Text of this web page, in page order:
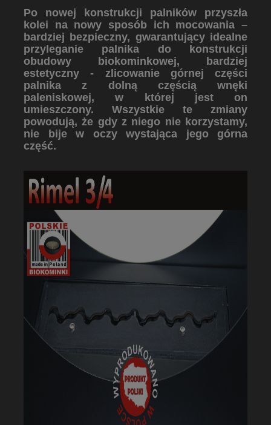
Po nowej konstrukcji palników przyszła
kolei na nowy sposób ich mocowania –
bardziej bezpieczny, gwarantujący idealne
przyleganie palnika do konstrukcji
obudowy biokominkowej, bardziej
estetyczny - zlicowanie górnej części
palnika z dolną częścią wnęki
paleniskowej, w której jest on
umieszczony. Wszystkie te zmiany
powodują, że gdy z niego nie korzystamy,
nie bije w oczy wystająca jego górna
część.